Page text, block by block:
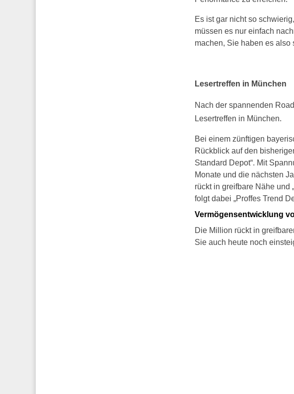
Es ist gar nicht so
müssen es nur einfach
machen, Sie haben es also
Lesertreffen in München
Nach der spannenden
Lesertreffen in München.
Bei einem zünftigen
Rückblick auf den
Standard Depot“. Mit
Monate und die nächsten
rückt in greifbare Nähe und
folgt dabei „Proffes Trend
Vermögensentwicklung
Die Million rückt in
Sie auch heute noch